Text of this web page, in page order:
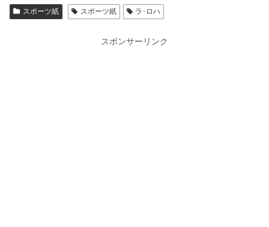
スポーツ紙 スポーツ紙 ラ･ロハ
スポンサーリンク